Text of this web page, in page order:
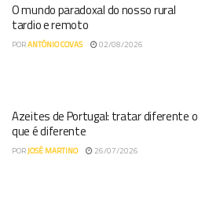
O mundo paradoxal do nosso rural
tardio e remoto
PORANTÓNIO COVAS 02/08/2026
Azeites de Portugal: tratar diferente o
que é diferente
PORJOSÉ MARTINO 26/07/2026